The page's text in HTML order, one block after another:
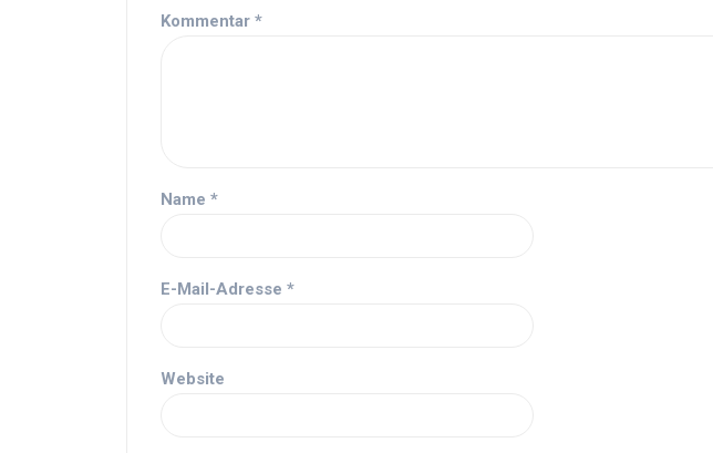
Kommentar *
Name *
E-Mail-Adresse *
Website